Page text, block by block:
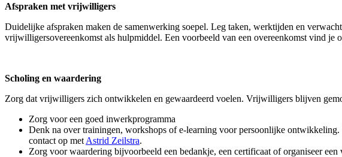
Afspraken met vrijwilligers
Duidelijke afspraken maken de samenwerking soepel. Leg taken, werktijden en
vrijwilligersovereenkomst als hulpmiddel. Een voorbeeld van een overeenkomst vind je
Scholing en waardering
Zorg dat vrijwilligers zich ontwikkelen en gewaardeerd voelen. Vrijwilligers blijven
Zorg voor een goed inwerkprogramma
Denk na over trainingen, workshops of e-learning voor persoonlijke
contact op met Astrid Zeilstra.
Zorg voor waardering bijvoorbeeld een bedankje, een certificaat of organiseer